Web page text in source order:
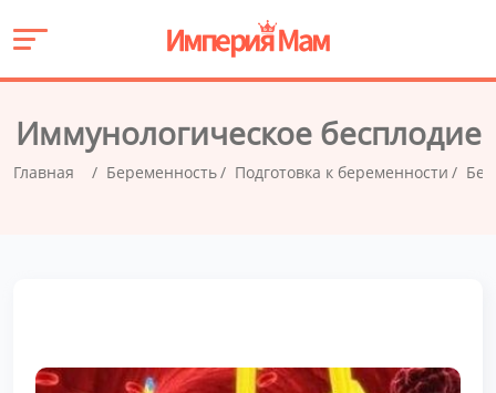
Иммунологическое бесплодие
Главная Беременность Подготовка к беременности